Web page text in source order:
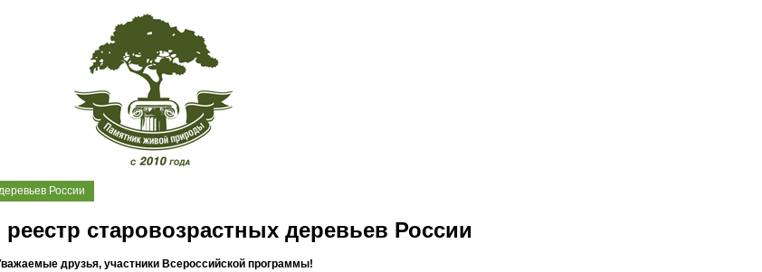
России
старовозрастных деревьев России
друзья, участники Всероссийской программы!